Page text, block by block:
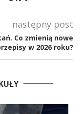
następny post
Co zmienią nowe
w 2026 roku?